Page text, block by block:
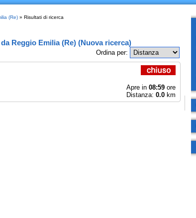
(Re)» Risultati di ricerca
Reggio Emilia (Re) (Nuova ricerca)
Ordina per:
Apre in 08:59ore
Distanza: 0.0km